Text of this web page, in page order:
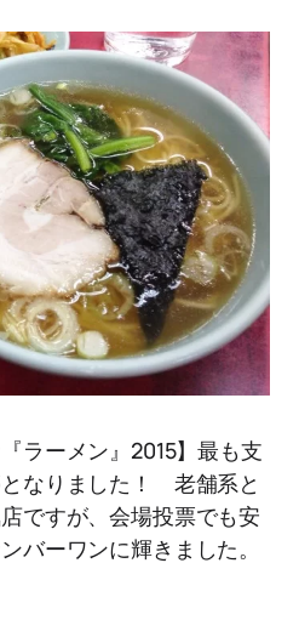
ラーメン』2015】最も支
なりました！ 老舗系と
ですが、会場投票でも安
バーワンに輝きました。